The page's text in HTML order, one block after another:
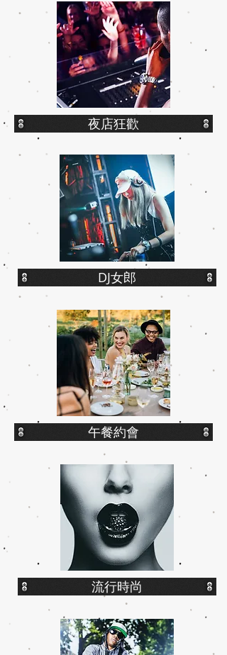
夜店狂歡
DJ女郎
午餐約會
流行時尚